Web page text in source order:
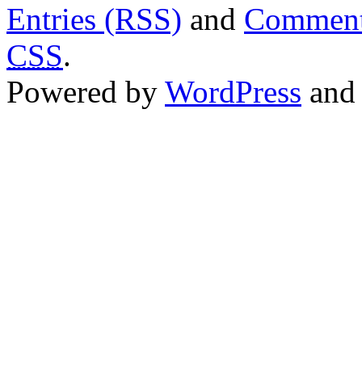
Entries (RSS) and
CSS.
Powered by WordPress